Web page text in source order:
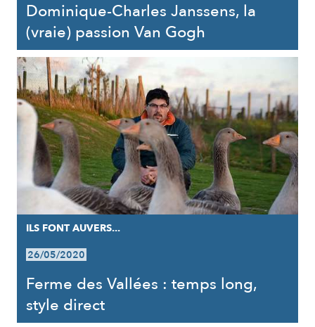
Dominique-Charles Janssens, la
(vraie) passion Van Gogh
ILS FONT AUVERS...
26/05/2020
Ferme des Vallées : temps long,
style direct